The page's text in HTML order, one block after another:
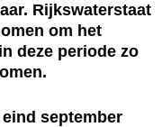
Rijkswaterstaat
om het
deze periode zo
september